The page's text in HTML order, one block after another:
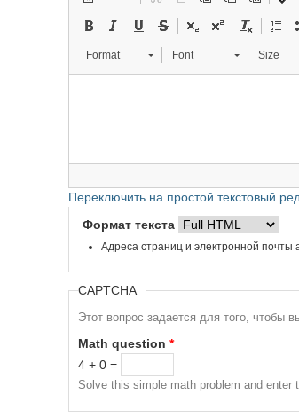
Format Font Size
Переключить на простой текстовый
Формат текста
Адреса страниц и электронной почты
CAPTCHA
Этот вопрос задается для того, чтобы
Math question *
4 + 0 =
Solve this simple math problem and enter